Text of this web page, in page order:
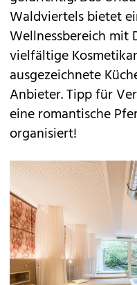
Waldviertels bietet
Wellnessbereich mit
vielfältige
ausgezeichnete
Anbieter. Tipp für
eine romantische
organisiert!